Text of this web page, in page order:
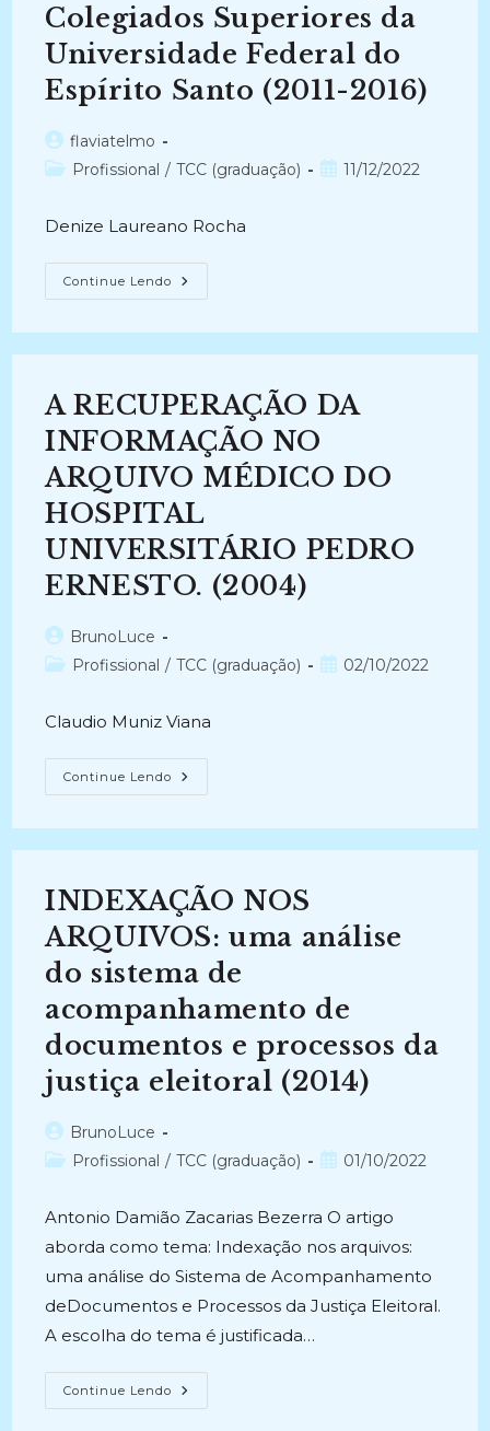
Colegiados Superiores da
Universidade Federal do
Espírito Santo (2011-2016)
Autor
do
flaviatelmo
Categoria
Profissional / TCC (graduação)
Post11/12/2022
Denize Laureano Rocha
Continue Lendo RECUPERAÇÃO
DA
Caso
Administração
Dos
Órgãos
Colegiados
Superiores
Da
Federal
Do
Espírito
Santo
(2011-
2016)
A RECUPERAÇÃO DA
INFORMAÇÃO NO
ARQUIVO MÉDICO DO
HOSPITAL
UNIVERSITÁRIO PEDRO
ERNESTO. (2004)
Autor
do
BrunoLuce
Categoria
Profissional / TCC (graduação)
Post02/10/2022
Claudio Muniz Viana
Continue Lendo A
RECUPERAÇÃO
ARQUIVO
DO
HOSPITAL
UNIVERSITÁRIO
PEDRO
ERNESTO.
(2004)
INDEXAÇÃO NOS
ARQUIVOS: uma análise
do sistema de
acompanhamento de
documentos e processos da
justiça eleitoral (2014)
Autor
do
BrunoLuce
Categoria
Profissional / TCC (graduação)
Post01/10/2022
Antonio Damião Zacarias Bezerra O artigo
aborda como tema: Indexação nos arquivos:
uma análise do Sistema de Acompanhamento
deDocumentos e Processos da Justiça Eleitoral.
A escolha do tema é justificada…
Continue Lendo INDEXAÇÃO
NOS